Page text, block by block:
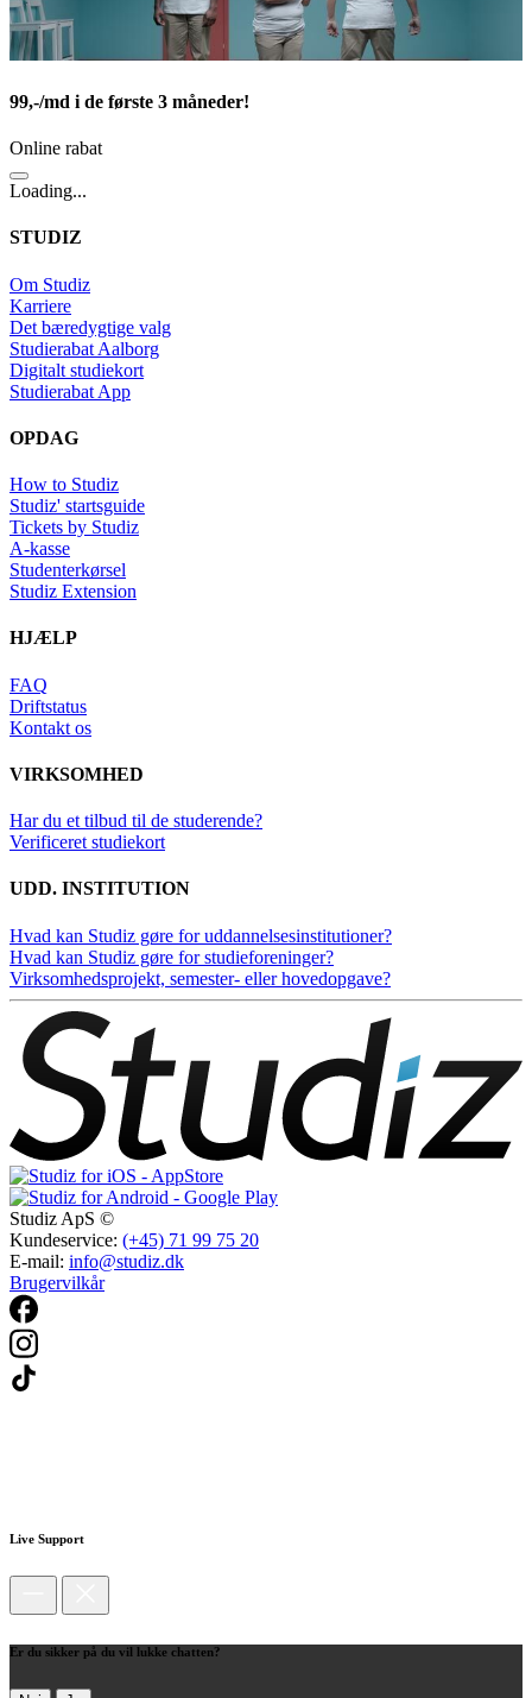
99,-/md i de første 3 måneder!
Online rabat
Loading...
STUDIZ
Om Studiz
Karriere
Det bæredygtige valg
Studierabat Aalborg
Digitalt studiekort
Studierabat App
OPDAG
How to Studiz
Studiz' startsguide
Tickets by Studiz
A-kasse
Studenterkørsel
Studiz Extension
HJÆLP
FAQ
Driftstatus
Kontakt os
VIRKSOMHED
Har du et tilbud til de studerende?
Verificeret studiekort
UDD. INSTITUTION
Hvad kan Studiz gøre for uddannelsesinstitutioner?
Hvad kan Studiz gøre for studieforeninger?
Virksomhedsprojekt, semester- eller hovedopgave?
Studiz ApS ©
Kundeservice: (+45) 71 99 75 20
E-mail: info@studiz.dk
Brugervilkår
Live Support
Er du sikker på du vil lukke chatten?